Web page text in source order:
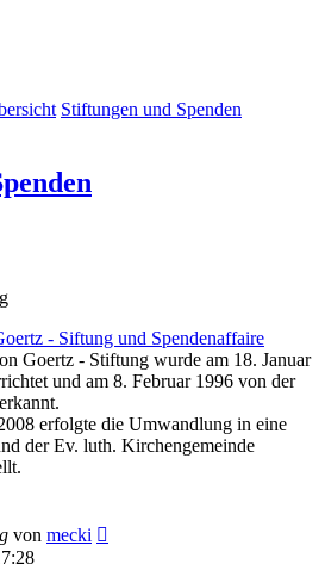
Stiftungen und Spenden
- Siftung und Spendenaffaire
Goertz - Stiftung wurde am 18. Januar
und am 8. Februar 1996 von der
erfolgte die Umwandlung in eine
der Ev. luth. Kirchengemeinde
von mecki